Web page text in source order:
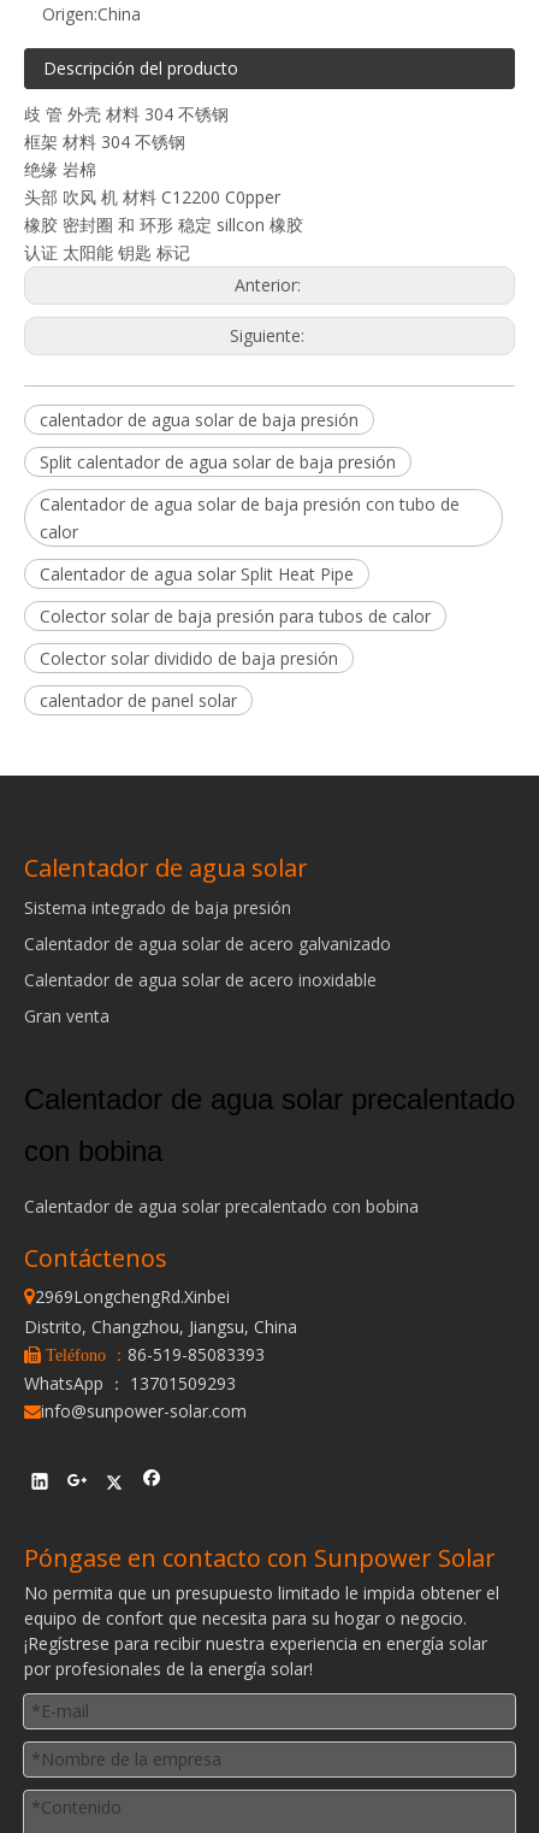
Origen:China
Descripción del producto
歧 管 外壳 材料 304 不锈钢
框架 材料 304 不锈钢
绝缘 岩棉
头部 吹风 机 材料 C12200 C0pper
橡胶 密封圈 和 环形 稳定 sillcon 橡胶
认证 太阳能 钥匙 标记
Anterior:
Siguiente:
calentador de agua solar de baja presión
Split calentador de agua solar de baja presión
Calentador de agua solar de baja presión con tubo de
calor
Calentador de agua solar Split Heat Pipe
Colector solar de baja presión para tubos de calor
Colector solar dividido de baja presión
calentador de panel solar
Calentador de agua solar
Sistema integrado de baja presión
Calentador de agua solar de acero galvanizado
Calentador de agua solar de acero inoxidable
Gran venta
Calentador de agua solar precalentado
con bobina
Calentador de agua solar precalentado con bobina
Contáctenos
2969LongchengRd.Xinbei
Distrito, Changzhou, Jiangsu, China
 Teléfono ： 86-519-85083393
WhatsApp ： 13701509293
info@sunpower-solar.com
Póngase en contacto con Sunpower Solar
No permita que un presupuesto limitado le impida obtener el
equipo de confort que necesita para su hogar o negocio.
¡Regístrese para recibir nuestra experiencia en energía solar
por profesionales de la energía solar!